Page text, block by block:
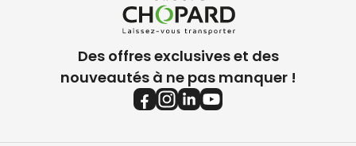
Des offres exclusives et des
nouveautés à ne pas manquer !